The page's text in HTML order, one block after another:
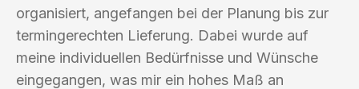
organisiert, angefangen bei der Planung bis zur
termingerechten Lieferung. Dabei wurde auf
meine individuellen Bedürfnisse und Wünsche
eingegangen, was mir ein hohes Maß an